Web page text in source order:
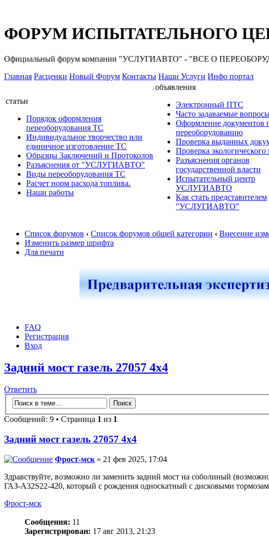
ФОРУМ ИСПЫТАТЕЛЬНОГО
Официальный форум компании "УСЛУГИАВТО" - "ВСЕ О
Главная Расценки Новый Форум Контакты Наши Услуги Инфо портал
статьи
Порядок оформления
переоборудования ТС
Индивидуальное творчество или
единичное изготовление ТС
Образцы Заключений и Протоколов
Разъяснения от "УСЛУГИАВТО"
Виды переоборудования ТС
Расчет норм расхода топлива.
Наши работы
объявления
Электронный ПТС
Часто задаваемые
Оформление документов
переоборудованию
Проверка выданных
Проверка экологического
Разъяснения органов
государственной власти
Испытательный центр
УСЛУГИАВТО
Как стать представителем
"УСЛУГИАВТО"
Список форумов ‹ Список форумов общей категории ‹ Внесение
Изменить размер шрифта
Для печати
FAQ
Регистрация
Вход
Задний мост газель 27057 4х4
Ответить
Сообщений: 9 • Страница 1 из 1
Задний мост газель 27057 4х4
Фрост-мск » 21 фев 2025, 17:04
Здравствуйте, возможно ли заменить задний мост на соболиный
ГАЗ-А32S22-420, который с рождения односкатный с дисковыми
Фрост-мск
Сообщения: 11
Зарегистрирован: 17 авг 2013, 21:23